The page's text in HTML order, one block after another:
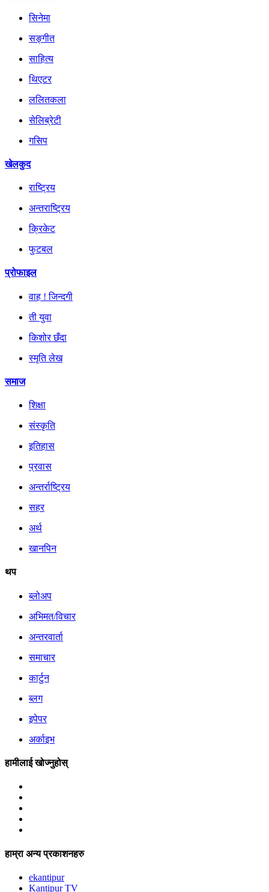
सिनेमा
सङ्गीत
साहित्य
थिएटर
ललितकला
सेलिब्रेटी
गसिप
खेलकुद
राष्ट्रिय
अन्तराष्ट्रिय
क्रिकेट
फुटबल
प्रोफाइल
वाह ! जिन्दगी
ती युवा
किशोर छँदा
स्मृति लेख
समाज
शिक्षा
संस्कृति
इतिहास
प्रवास
अन्तर्राष्ट्रिय
सहर
अर्थ
खानपिन
थप
ब्लोअप
अभिमत/विचार
अन्तरवार्ता
समाचार
कार्टुन
ब्लग
इपेपर
अर्काइभ
हामीलाई खोज्नुहोस्
हाम्रा अन्य प्रकाशनहरु
ekantipur
Kantipur TV